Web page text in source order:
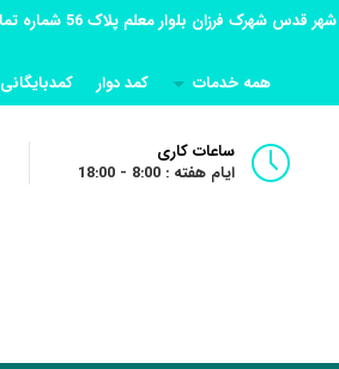
همه خدمات
کمد دوار کمدبایگانی
ساعات کاری
ایام هفته : 8:00 - 18:00